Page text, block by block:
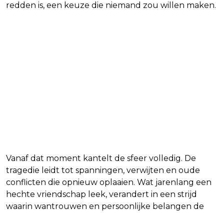
redden is, een keuze die niemand zou willen maken.
Vanaf dat moment kantelt de sfeer volledig. De
tragedie leidt tot spanningen, verwijten en oude
conflicten die opnieuw oplaaien. Wat jarenlang een
hechte vriendschap leek, verandert in een strijd
waarin wantrouwen en persoonlijke belangen de